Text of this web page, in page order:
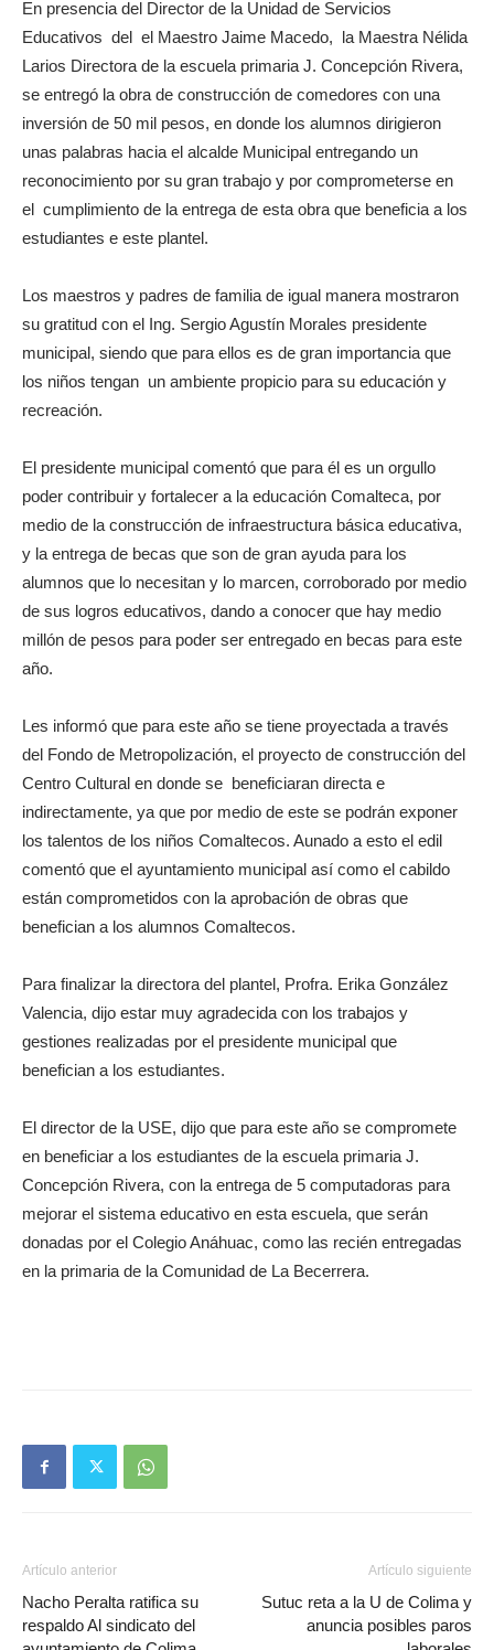
En presencia del Director de la Unidad de Servicios
Educativos del el Maestro Jaime Macedo, la Maestra Nélida
Larios Directora de la escuela primaria J. Concepción Rivera,
se entregó la obra de construcción de comedores con una
inversión de 50 mil pesos, en donde los alumnos dirigieron
unas palabras hacia el alcalde Municipal entregando un
reconocimiento por su gran trabajo y por comprometerse en
el cumplimiento de la entrega de esta obra que beneficia a los
estudiantes e este plantel.
Los maestros y padres de familia de igual manera mostraron
su gratitud con el Ing. Sergio Agustín Morales presidente
municipal, siendo que para ellos es de gran importancia que
los niños tengan un ambiente propicio para su educación y
recreación.
El presidente municipal comentó que para él es un orgullo
poder contribuir y fortalecer a la educación Comalteca, por
medio de la construcción de infraestructura básica educativa,
y la entrega de becas que son de gran ayuda para los
alumnos que lo necesitan y lo marcen, corroborado por medio
de sus logros educativos, dando a conocer que hay medio
millón de pesos para poder ser entregado en becas para este
año.
Les informó que para este año se tiene proyectada a través
del Fondo de Metropolización, el proyecto de construcción del
Centro Cultural en donde se beneficiaran directa e
indirectamente, ya que por medio de este se podrán exponer
los talentos de los niños Comaltecos. Aunado a esto el edil
comentó que el ayuntamiento municipal así como el cabildo
están comprometidos con la aprobación de obras que
benefician a los alumnos Comaltecos.
Para finalizar la directora del plantel, Profra. Erika González
Valencia, dijo estar muy agradecida con los trabajos y
gestiones realizadas por el presidente municipal que
benefician a los estudiantes.
El director de la USE, dijo que para este año se compromete
en beneficiar a los estudiantes de la escuela primaria J.
Concepción Rivera, con la entrega de 5 computadoras para
mejorar el sistema educativo en esta escuela, que serán
donadas por el Colegio Anáhuac, como las recién entregadas
en la primaria de la Comunidad de La Becerrera.
Artículo anterior
Nacho Peralta ratifica su
respaldo Al sindicato del
Artículo siguiente
Sutuc reta a la U de Colima y
anuncia posibles paros